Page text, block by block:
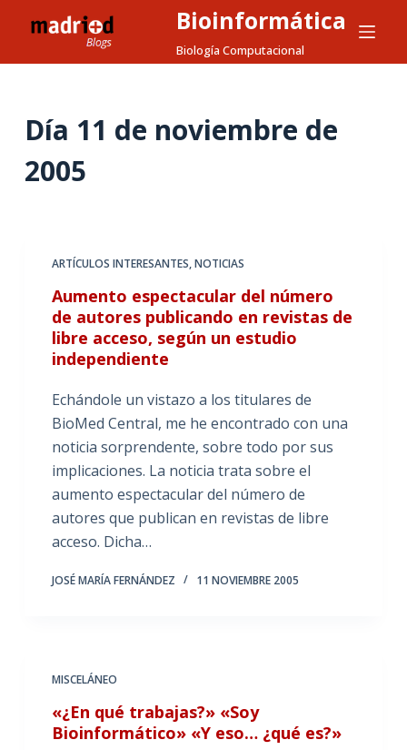
l
a
Bioinformática
Biología Computacional
Día 11 de noviembre de
2005
ARTÍCULOS INTERESANTES,NOTICIAS
Aumento espectacular del número
de autores publicando en revistas de
libre acceso, según un estudio
independiente
Echándole un vistazo a los titulares de
BioMed Central, me he encontrado con una
noticia sorprendente, sobre todo por sus
implicaciones. La noticia trata sobre el
aumento espectacular del número de
autores que publican en revistas de libre
acceso. Dicha…
JOSÉ MARÍA FERNÁNDEZ 11 NOVIEMBRE 2005
MISCELÁNEO
«¿En qué trabajas?» «Soy
Bioinformático» «Y eso… ¿qué es?»